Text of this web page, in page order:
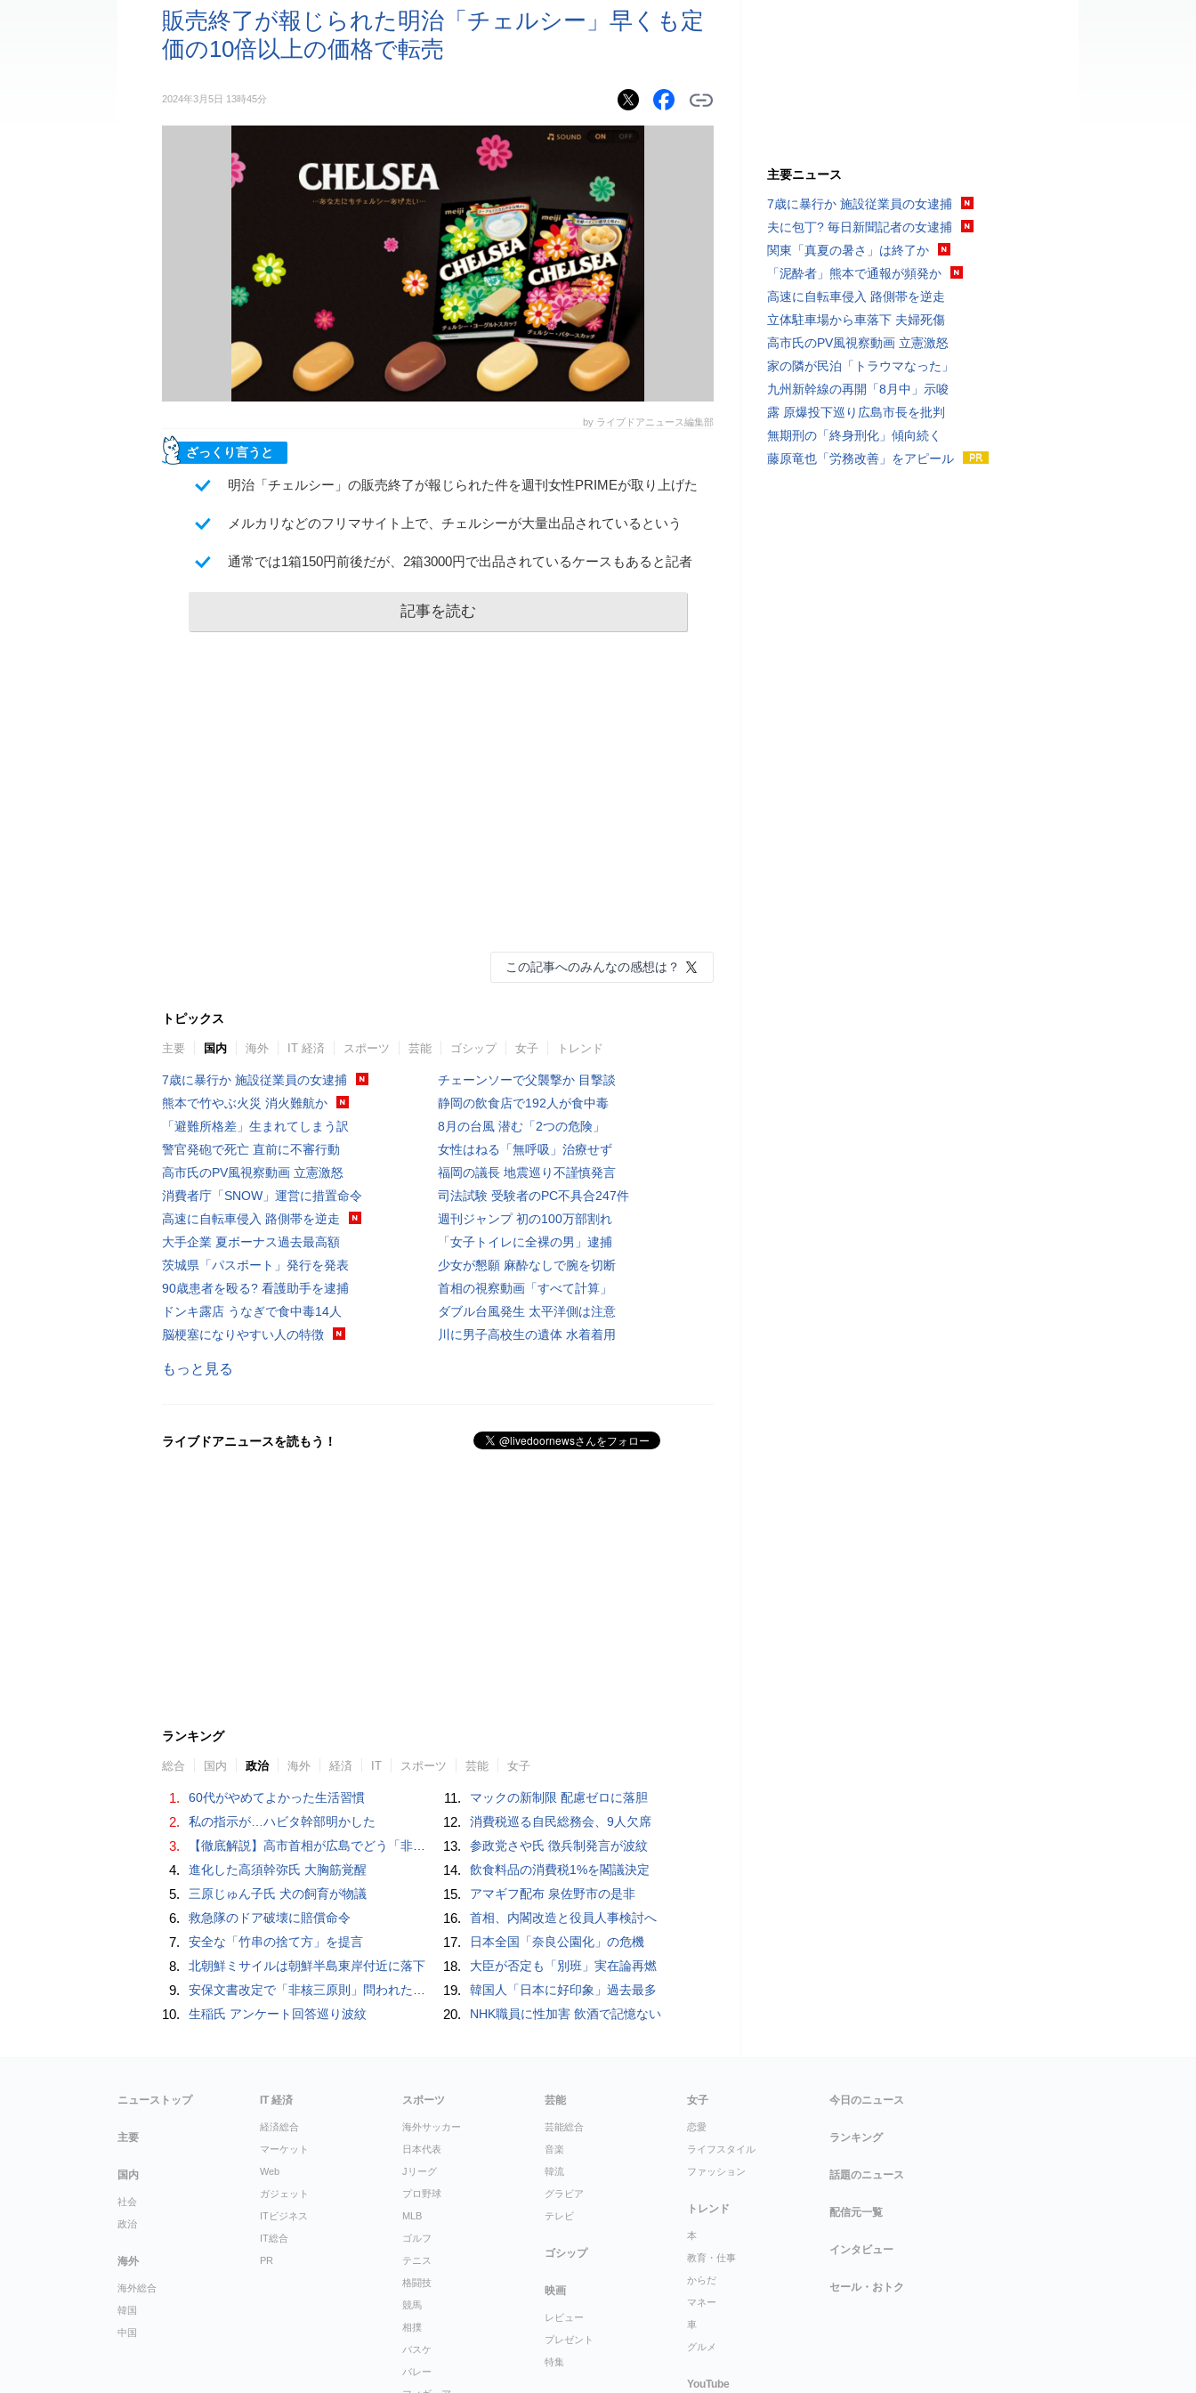
販売終了が報じられた明治「チェルシー」早くも定
価の10倍以上の価格で転売
2024年3月5日 13時45分
by ライブドアニュース編集部
ざっくり言うと
明治「チェルシー」の販売終了が報じられた件を週刊女性PRIMEが取り上げた
メルカリなどのフリマサイト上で、チェルシーが大量出品されているという
通常では1箱150円前後だが、2箱3000円で出品されているケースもあると記者
記事を読む
この記事へのみんなの感想は？
トピックス
主要 国内 海外 IT 経済 スポーツ 芸能 ゴシップ 女子 トレンド
7歳に暴行か 施設従業員の女逮捕
熊本で竹やぶ火災 消火難航か
「避難所格差」生まれてしまう訳
警官発砲で死亡 直前に不審行動
高市氏のPV風視察動画 立憲激怒
消費者庁「SNOW」運営に措置命令
高速に自転車侵入 路側帯を逆走
大手企業 夏ボーナス過去最高額
茨城県「パスポート」発行を発表
90歳患者を殴る? 看護助手を逮捕
ドンキ露店 うなぎで食中毒14人
脳梗塞になりやすい人の特徴
チェーンソーで父襲撃か 目撃談
静岡の飲食店で192人が食中毒
8月の台風 潜む「2つの危険」
女性はねる「無呼吸」治療せず
福岡の議長 地震巡り不謹慎発言
司法試験 受験者のPC不具合247件
週刊ジャンプ 初の100万部割れ
「女子トイレに全裸の男」逮捕
少女が懇願 麻酔なしで腕を切断
首相の視察動画「すべて計算」
ダブル台風発生 太平洋側は注意
川に男子高校生の遺体 水着着用
もっと見る
ライブドアニュースを読もう！
ランキング
総合 国内 政治 海外 経済 IT スポーツ 芸能 女子
1. 60代がやめてよかった生活習慣
2. 私の指示が…ハビタ幹部明かした
3. 【徹底解説】高市首相が広島でどう「非核三原則」言及？現状にとどめ将来は明言せず 著書では「邪魔になる」と主張
4. 進化した高須幹弥氏 大胸筋覚醒
5. 三原じゅん子氏 犬の飼育が物議
6. 救急隊のドア破壊に賠償命令
7. 安全な「竹串の捨て方」を提言
8. 北朝鮮ミサイルは朝鮮半島東岸付近に落下
9. 安保文書改定で「非核三原則」問われた高市首相、「私が予断することは差し控える」…堅持維持へ明言避ける
10. 生稲氏 アンケート回答巡り波紋
11. マックの新制限 配慮ゼロに落胆
12. 消費税巡る自民総務会、9人欠席
13. 参政党さや氏 徴兵制発言が波紋
14. 飲食料品の消費税1%を閣議決定
15. アマギフ配布 泉佐野市の是非
16. 首相、内閣改造と役員人事検討へ
17. 日本全国「奈良公園化」の危機
18. 大臣が否定も「別班」実在論再燃
19. 韓国人「日本に好印象」過去最多
20. NHK職員に性加害 飲酒で記憶ない
主要ニュース
7歳に暴行か 施設従業員の女逮捕
夫に包丁? 毎日新聞記者の女逮捕
関東「真夏の暑さ」は終了か
「泥酔者」熊本で通報が頻発か
高速に自転車侵入 路側帯を逆走
立体駐車場から車落下 夫婦死傷
高市氏のPV風視察動画 立憲激怒
家の隣が民泊「トラウマなった」
九州新幹線の再開「8月中」示唆
露 原爆投下巡り広島市長を批判
無期刑の「終身刑化」傾向続く
藤原竜也「労務改善」をアピール
ニューストップ
主要
国内
社会
政治
海外
海外総合
韓国
中国
IT 経済
経済総合
マーケット
Web
ガジェット
ITビジネス
IT総合
PR
スポーツ
海外サッカー
日本代表
Jリーグ
プロ野球
MLB
ゴルフ
テニス
格闘技
競馬
相撲
バスケ
バレー
芸能
芸能総合
音楽
韓流
グラビア
テレビ
ゴシップ
映画
レビュー
プレゼント
特集
女子
恋愛
ライフスタイル
ファッション
トレンド
本
教育・仕事
からだ
マネー
車
グルメ
YouTube
今日のニュース
ランキング
話題のニュース
配信元一覧
インタビュー
セール・おトク